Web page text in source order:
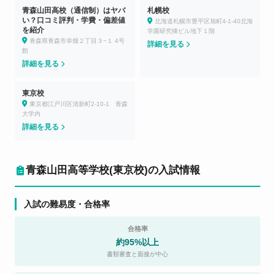
青森山田高校（通信制）はヤバ
い？口コミ評判・学費・偏差値
を紹介
青森県青森市幸畑２丁目３−１ 4号
館
詳細を見る
札幌校
北海道札幌市豊平区旭町4-1-40北海
学園研究棟ビル地下１階
詳細を見る
東京校
東京都江戸川区清新町2-10-1 青森
大学内
詳細を見る
青森山田高等学校(東京校)の入試情報
入試の難易度・合格率
合格率
約95%以上
書類審査と面接が中心